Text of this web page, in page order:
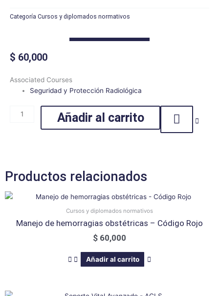
Categoría Cursos y diplomados normativos
$ 60,000
Associated Courses
Seguridad y Protección Radiológica
Seguridad
Radiológica
Añadir al carrito
Productos relacionados
Cursos y diplomados normativos
Manejo de hemorragias obstétricas – Código Rojo
$ 60,000
Añadir al carrito